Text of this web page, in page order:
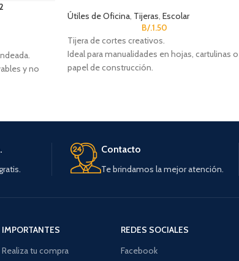
y no
Útiles de Oficina, Tijeras, Escolar
B/.1.50
Tijera de cortes creativos.
Ideal para manualidades en hojas, cartulinas o
papel de construcción.
Contacto
Te brindamos la mejor atención.
IMPORTANTES
Realiza tu compra
REDES SOCIALES
Facebook